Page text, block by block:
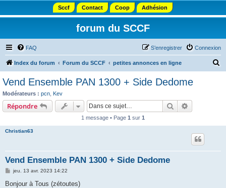
Sccf Contact Coop Adhésion
forum du SCCF
FAQ Connexion
S’enregistrer
Index du forum Forum du SCCF petites annonces en ligne
Vend Ensemble PAN 1300 + Side Dedome
Modérateurs : pcn Kev
Répondre Rechercher
1 message • Page 1 sur 1
Christian63
Vend Ensemble PAN 1300 + Side Dedome
M
s
jeu. 13 avr. 2023 14:22
Bonjour à Tous (zétoutes)